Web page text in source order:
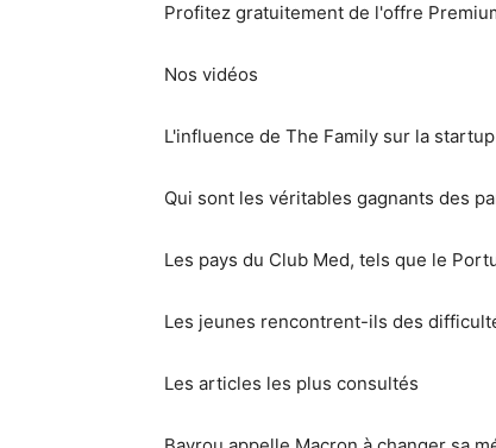
Profitez gratuitement de l'offre
Nos vidéos
L'influence de The Family sur la
Qui sont les véritables gagnants des
Les pays du Club Med, tels que le
Les jeunes rencontrent-ils des
Les articles les plus consultés